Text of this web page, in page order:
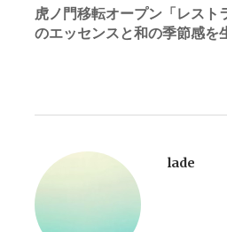
稿
ゲ
ー
虎ノ門移転オープン「レスト
のエッセンスと和の季節感を
lade